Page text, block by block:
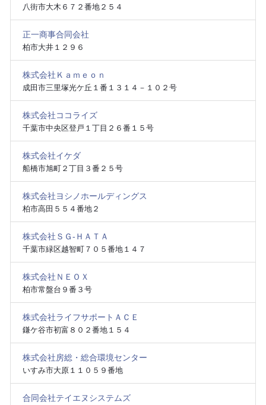
八街市大木６７２番地２５４
正一商事合同会社
柏市大井１２９６
株式会社Ｋａｍｅｏｎ
成田市三里塚光ケ丘１番１３１４－１０２号
株式会社ココライズ
千葉市中央区登戸１丁目２６番１５号
株式会社イケダ
船橋市旭町２丁目３番２５号
株式会社ヨシノホールディングス
柏市高田５５４番地２
株式会社ＳＧ‐ＨＡＴＡ
千葉市緑区越智町７０５番地１４７
株式会社ＮＥＯＸ
柏市常盤台９番３号
株式会社ライフサポートＡＣＥ
鎌ケ谷市初富８０２番地１５４
株式会社房総・総合環境センター
いすみ市大原１１０５９番地
合同会社テイエヌシステムズ